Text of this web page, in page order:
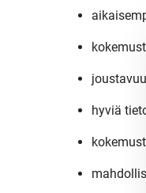
hyviä